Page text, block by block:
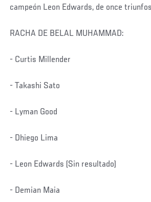
campeón Leon Edwards, de once
RACHA DE BELAL MUHAMMAD:
- Curtis Millender
- Takashi Sato
- Lyman Good
- Dhiego Lima
- Leon Edwards (Sin resultado)
- Demian Maia